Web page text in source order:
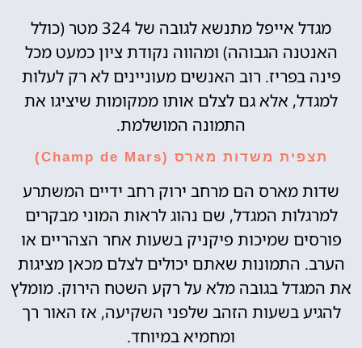
מגדל אייפל מתנשא לגובה של 324 מטר (כולל
האנטנה הגבוהה) ומהווה נקודת ציון כמעט מכל
פינה בפריז. רוב האנשים מעוניינים לא רק לעלות
למגדל, אלא גם לצלם אותו ממקומות שיציגו את
התמונה המושלמת.
תצפית משדות מארס (Champ de Mars)
שדות מארס הם מרחב ירוק רחב ידיים המשתרע
למרגלות המגדל, שם נהוג לראות המוני מבקרים
פורסים שמיכות פיקניק בשעות אחר הצהריים או
הערב. התמונות שאתם יכולים לצלם מכאן מציגות
את המגדל בגובה מלא על רקע השטח הירוק. מומלץ
להגיע בשעות הזהב שלפני השקיעה, אז האור רך
ומחמיא במיוחד.